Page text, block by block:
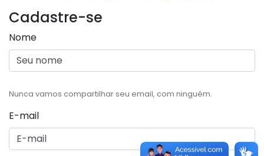
Cadastre-se
Nome
Nunca vamos compartilhar seu email, com ninguém.
E-mail